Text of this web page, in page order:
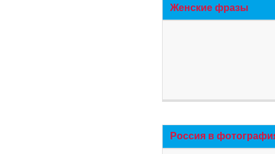
Женские фразы
Россия в